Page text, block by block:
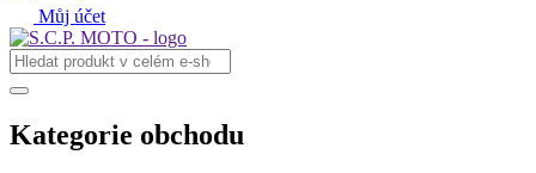
Můj účet
Kategorie obchodu